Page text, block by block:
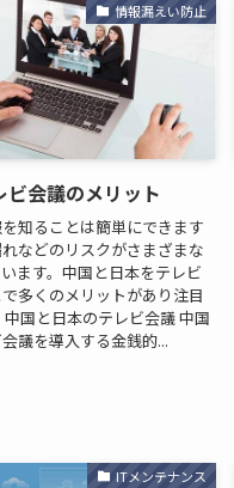
情報漏えい防止
会議のメリット
知ることは簡単にできます
などのリスクがさまざまな
ます。中国と日本をテレビ
多くのメリットがあり注目
国と日本のテレビ会議 中国
議を導入する金銭的...
ITメンテナンス